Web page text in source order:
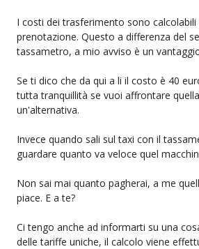
I costi dei trasferimento sono
prenotazione. Questo a differenza del
tassametro, a mio avviso è un
Se ti dico che da qui a li il costo è 40
tutta tranquillità se vuoi affrontare
un'alternativa.
Invece quando sali sul taxi con il
guardare quanto va veloce quel
Non sai mai quanto pagherai, a me
piace. E a te?
Ci tengo anche ad informarti su una
delle tariffe uniche, il calcolo viene